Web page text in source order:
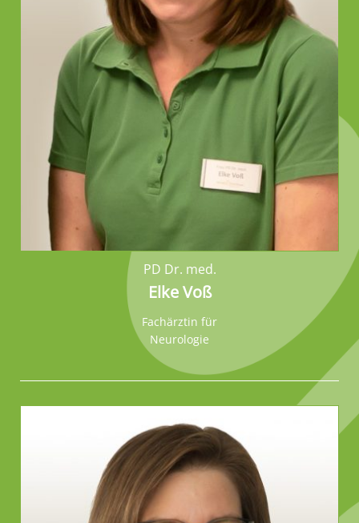
PD Dr. med.
Elke Voß
Fachärztin für
Neurologie